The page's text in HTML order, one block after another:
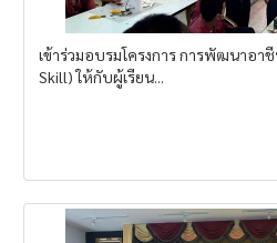
เข้าร่วมอบรมโครงการ การพัฒนาอา
Skill) ให้กับผู้เรียน...